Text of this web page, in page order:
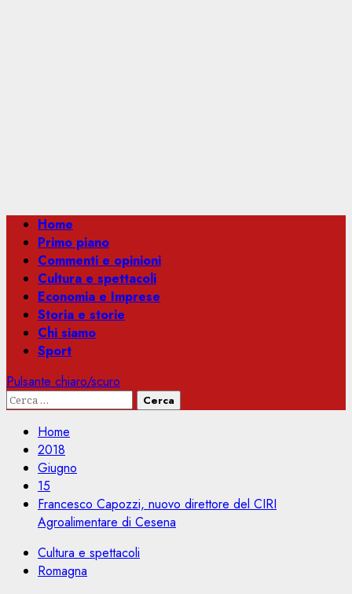
Menu
principale
Home
Primo piano
Commenti e opinioni
Cultura e spettacoli
Economia e Imprese
Storia e storie
Chi siamo
Sport
Pulsante chiaro/scuro
Ricerca
Home
2018
Giugno
15
Francesco Capozzi, nuovo direttore del CIRI
Agroalimentare di Cesena
Cultura e spettacoli
Romagna